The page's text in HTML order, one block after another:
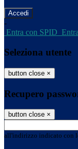
-
Entra con SPID
Seleziona utente
button close ×
Recupero
button close ×
all'indirizzo indicato con